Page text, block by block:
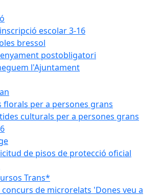
escolar 3-16
bressol
postobligatori
l'Ajuntament
florals per a persones grans
culturals per a persones grans
de pisos de protecció oficial
Trans*
concurs de microrelats 'Dones veu a